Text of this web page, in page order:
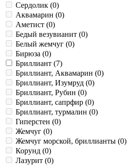
Cердолик (0)
Аквамарин (0)
Аметист (0)
Бедый везувианит (0)
Белый жемчуг (0)
Бирюза (0)
Бриллиант (7)
Бриллиант, Аквамарин (0)
Бриллиант, Изумруд (0)
Бриллиант, Рубин (0)
Бриллиант, сапрфир (0)
Бриллиант, турмалин (0)
Гиперстен (0)
Жемчуг (0)
Жемчуг морской, бриллианты (0)
Корунд (0)
Лазурит (0)